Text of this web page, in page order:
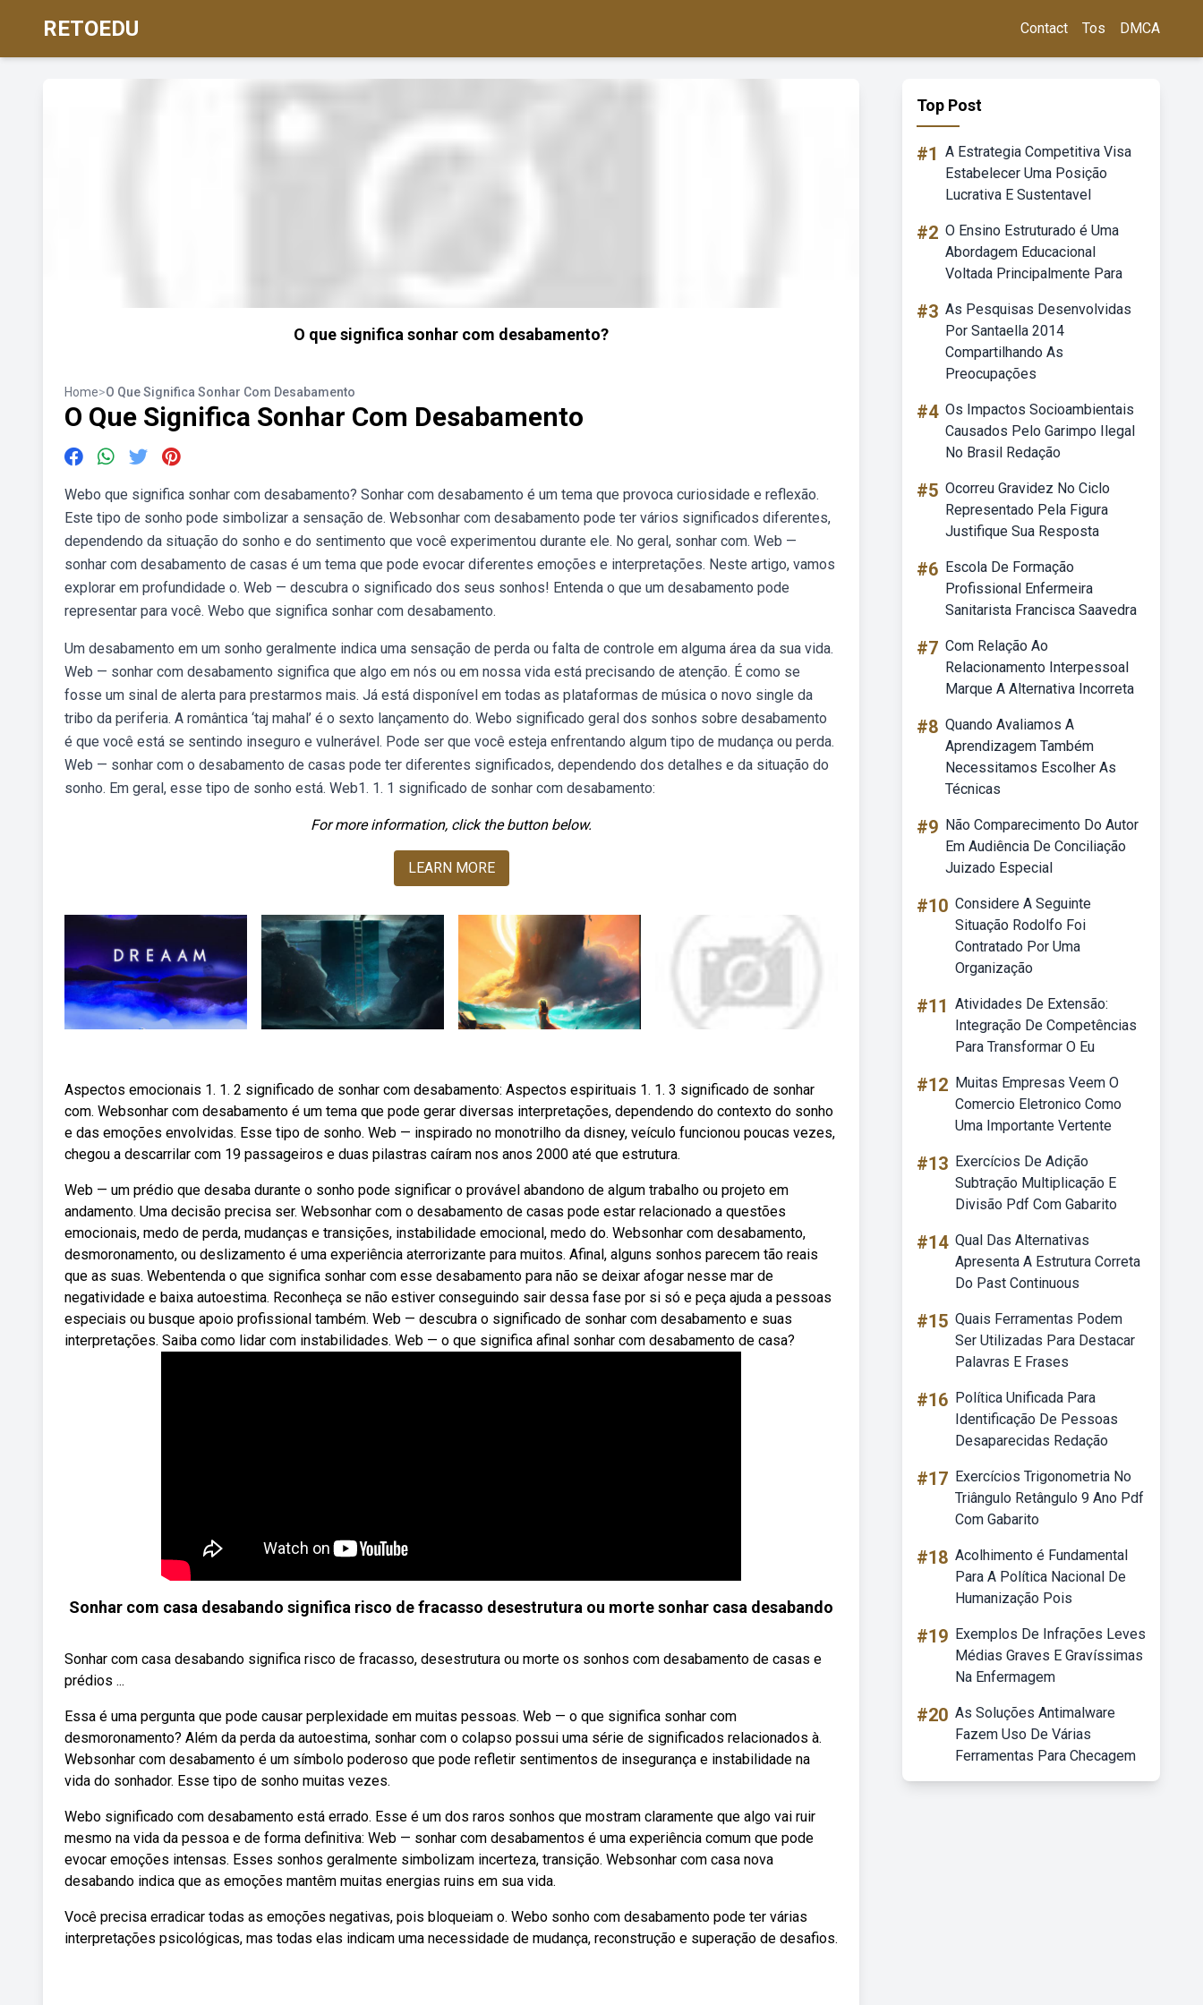
RETOEDU Contact Tos DMCA
O que significa sonhar com desabamento?
Home>O Que Significa Sonhar Com Desabamento
O Que Significa Sonhar Com Desabamento
Webo que significa sonhar com desabamento? Sonhar com desabamento é um tema que provoca curiosidade e reflexão.
Este tipo de sonho pode simbolizar a sensação de. Websonhar com desabamento pode ter vários significados diferentes,
dependendo da situação do sonho e do sentimento que você experimentou durante ele. No geral, sonhar com. Web —
sonhar com desabamento de casas é um tema que pode evocar diferentes emoções e interpretações. Neste artigo, vamos
explorar em profundidade o. Web — descubra o significado dos seus sonhos! Entenda o que um desabamento pode
representar para você. Webo que significa sonhar com desabamento.
Um desabamento em um sonho geralmente indica uma sensação de perda ou falta de controle em alguma área da sua vida.
Web — sonhar com desabamento significa que algo em nós ou em nossa vida está precisando de atenção. É como se
fosse um sinal de alerta para prestarmos mais. Já está disponível em todas as plataformas de música o novo single da
tribo da periferia. A romântica ‘taj mahal’ é o sexto lançamento do. Webo significado geral dos sonhos sobre desabamento
é que você está se sentindo inseguro e vulnerável. Pode ser que você esteja enfrentando algum tipo de mudança ou perda.
Web — sonhar com o desabamento de casas pode ter diferentes significados, dependendo dos detalhes e da situação do
sonho. Em geral, esse tipo de sonho está. Web1. 1. 1 significado de sonhar com desabamento:
For more information, click the button below.
LEARN MORE
Aspectos emocionais 1. 1. 2 significado de sonhar com desabamento: Aspectos espirituais 1. 1. 3 significado de sonhar
com. Websonhar com desabamento é um tema que pode gerar diversas interpretações, dependendo do contexto do sonho
e das emoções envolvidas. Esse tipo de sonho. Web — inspirado no monotrilho da disney, veículo funcionou poucas vezes,
chegou a descarrilar com 19 passageiros e duas pilastras caíram nos anos 2000 até que estrutura.
Web — um prédio que desaba durante o sonho pode significar o provável abandono de algum trabalho ou projeto em
andamento. Uma decisão precisa ser. Websonhar com o desabamento de casas pode estar relacionado a questões
emocionais, medo de perda, mudanças e transições, instabilidade emocional, medo do. Websonhar com desabamento,
desmoronamento, ou deslizamento é uma experiência aterrorizante para muitos. Afinal, alguns sonhos parecem tão reais
que as suas. Webentenda o que significa sonhar com esse desabamento para não se deixar afogar nesse mar de
negatividade e baixa autoestima. Reconheça se não estiver conseguindo sair dessa fase por si só e peça ajuda a pessoas
especiais ou busque apoio profissional também. Web — descubra o significado de sonhar com desabamento e suas
interpretações. Saiba como lidar com instabilidades. Web — o que significa afinal sonhar com desabamento de casa?
Sonhar com casa desabando significa risco de fracasso desestrutura ou morte sonhar casa desabando
Sonhar com casa desabando significa risco de fracasso, desestrutura ou morte os sonhos com desabamento de casas e
prédios ...
Essa é uma pergunta que pode causar perplexidade em muitas pessoas. Web — o que significa sonhar com
desmoronamento? Além da perda da autoestima, sonhar com o colapso possui uma série de significados relacionados à.
Websonhar com desabamento é um símbolo poderoso que pode refletir sentimentos de insegurança e instabilidade na
vida do sonhador. Esse tipo de sonho muitas vezes.
Webo significado com desabamento está errado. Esse é um dos raros sonhos que mostram claramente que algo vai ruir
mesmo na vida da pessoa e de forma definitiva: Web — sonhar com desabamentos é uma experiência comum que pode
evocar emoções intensas. Esses sonhos geralmente simbolizam incerteza, transição. Websonhar com casa nova
desabando indica que as emoções mantêm muitas energias ruins em sua vida.
Você precisa erradicar todas as emoções negativas, pois bloqueiam o. Webo sonho com desabamento pode ter várias
interpretações psicológicas, mas todas elas indicam uma necessidade de mudança, reconstrução e superação de desafios.
Top Post
#1 A Estrategia Competitiva Visa
Estabelecer Uma Posição
Lucrativa E Sustentavel
#2 O Ensino Estruturado é Uma
Abordagem Educacional
Voltada Principalmente Para
#3 As Pesquisas Desenvolvidas
Por Santaella 2014
Compartilhando As
Preocupações
#4 Os Impactos Socioambientais
Causados Pelo Garimpo Ilegal
No Brasil Redação
#5 Ocorreu Gravidez No Ciclo
Representado Pela Figura
Justifique Sua Resposta
#6 Escola De Formação
Profissional Enfermeira
Sanitarista Francisca Saavedra
#7 Com Relação Ao
Relacionamento Interpessoal
Marque A Alternativa Incorreta
#8 Quando Avaliamos A
Aprendizagem Também
Necessitamos Escolher As
Técnicas
#9 Não Comparecimento Do Autor
Em Audiência De Conciliação
Juizado Especial
#10 Considere A Seguinte
Situação Rodolfo Foi
Contratado Por Uma
Organização
#11 Atividades De Extensão:
Integração De Competências
Para Transformar O Eu
#12 Muitas Empresas Veem O
Comercio Eletronico Como
Uma Importante Vertente
#13 Exercícios De Adição
Subtração Multiplicação E
Divisão Pdf Com Gabarito
#14 Qual Das Alternativas
Apresenta A Estrutura Correta
Do Past Continuous
#15 Quais Ferramentas Podem
Ser Utilizadas Para Destacar
Palavras E Frases
#16 Política Unificada Para
Identificação De Pessoas
Desaparecidas Redação
#17 Exercícios Trigonometria No
Triângulo Retângulo 9 Ano Pdf
Com Gabarito
#18 Acolhimento é Fundamental
Para A Política Nacional De
Humanização Pois
#19 Exemplos De Infrações Leves
Médias Graves E Gravíssimas
Na Enfermagem
#20 As Soluções Antimalware
Fazem Uso De Várias
Ferramentas Para Checagem